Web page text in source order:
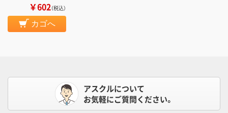
￥602（税込）
カゴへ
アスクルについて
お気軽にご質問ください。